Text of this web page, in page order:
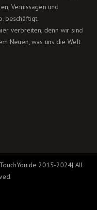
Vernissagen und
beschäftigt.
verbreiten, denn wir sind
Neuen, was uns die Welt
2015-2024| All